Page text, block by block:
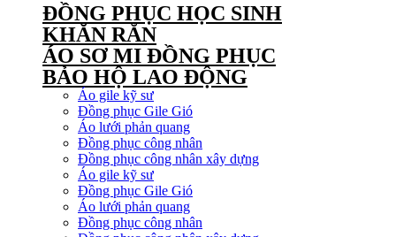
ĐỒNG PHỤC HỌC SINH
KHĂN RẰN
ÁO SƠ MI ĐỒNG PHỤC
BẢO HỘ LAO ĐỘNG
Áo gile kỹ sư
Đồng phục Gile Gió
Áo lưới phản quang
Đồng phục công nhân
Đồng phục công nhân xây dựng
Áo gile kỹ sư
Đồng phục Gile Gió
Áo lưới phản quang
Đồng phục công nhân